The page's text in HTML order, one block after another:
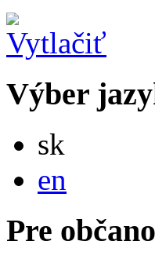
Výber
sk
en
Pre